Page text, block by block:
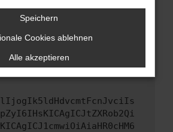
den Webseitenbetreiber.
oben genannten Schritte versucht
uns bitte. Wir werden
Problem zu beheben. Du kannst
schicken, um uns bei der
Speichern
Cookies ablehnen
Alle akzeptieren